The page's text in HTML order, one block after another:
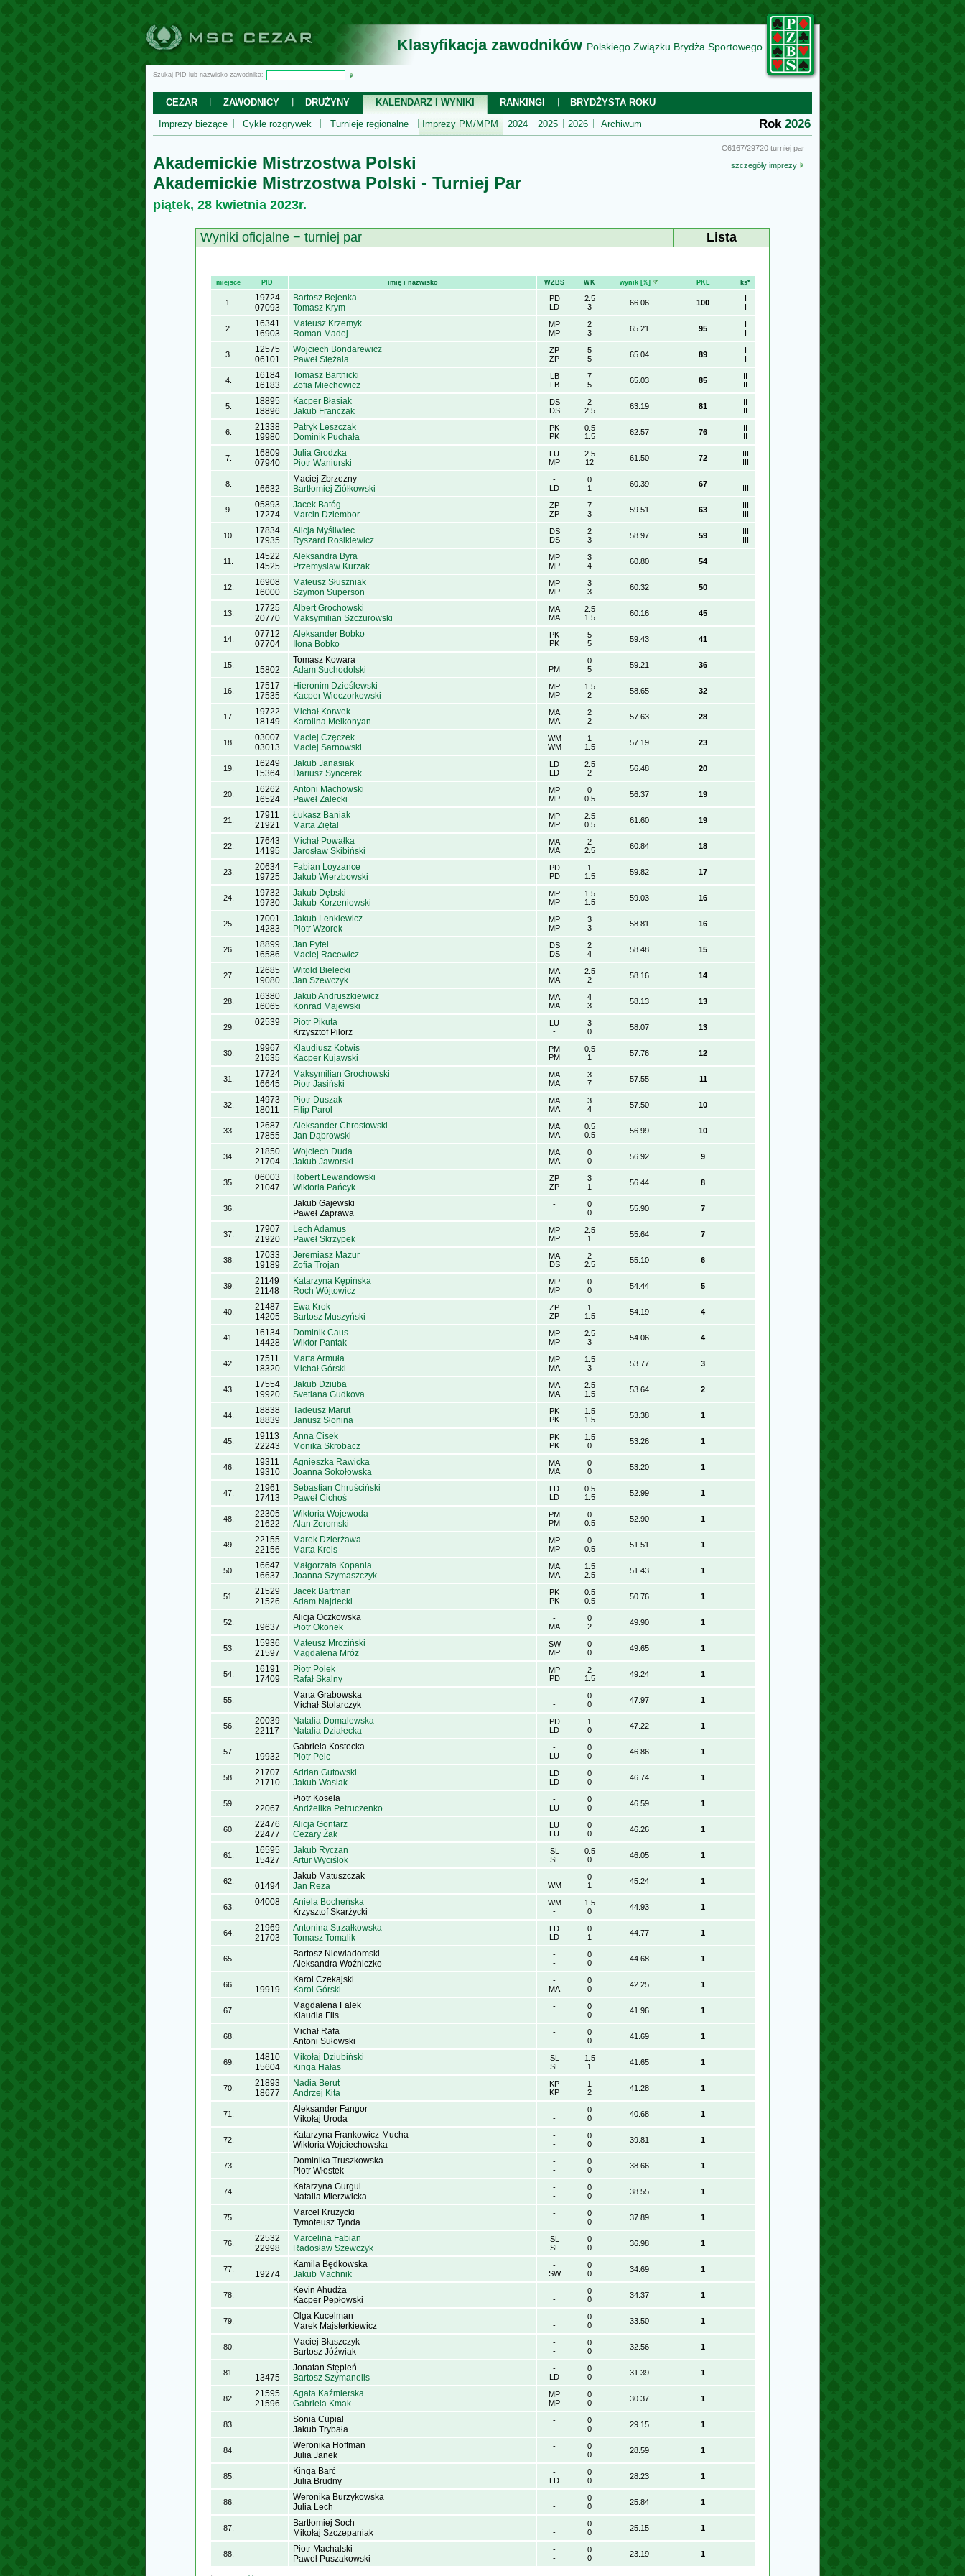
Klasyfikacja zawodników Polskiego Związku Brydża Sportowego
Szukaj PID lub nazwisko zawodnika:
CEZAR ZAWODNICY DRUŻYNY KALENDARZ I WYNIKI RANKINGI
BRYDŻYSTA ROKU
Imprezy bieżące
Cykle rozgrywek Turnieje regionalne Imprezy PM/MPM 2024 2025 2026 Archiwum Rok 2026
C6167/29720 turniej par
szczegóły imprezy
Akademickie Mistrzostwa Polski
Akademickie Mistrzostwa Polski - Turniej Par
piątek, 28 kwietnia 2023r.
Wyniki oficjalne − turniej par Lista
miejsce PID imię i nazwisko WZBS WK wynik [%] PKL ks*
1.
19724
07093
Bartosz Bejenka
Tomasz Krym
PD
LD
2.5
3
66.06 100
I
I
2.
16341
16903
Mateusz Krzemyk
Roman Madej
MP
MP
2
3
65.21 95
I
I
3.
12575
06101
Wojciech Bondarewicz
Paweł Stężała
ZP
ZP
5
5
65.04 89
I
I
4.
16184
16183
Tomasz Bartnicki
Zofia Miechowicz
LB
LB
7
5
65.03 85
II
II
5.
18895
18896
Kacper Błasiak
Jakub Franczak
DS
DS
2
2.5
63.19 81
II
II
6.
21338
19980
Patryk Leszczak
Dominik Puchała
PK
PK
0.5
1.5
62.57 76
II
II
7.
16809
07940
Julia Grodzka
Piotr Waniurski
LU
MP
2.5
12
61.50 72
III
III
8. 16632
Maciej Zbrzezny
Bartłomiej Ziółkowski
-
LD
0
1
60.39 67 III
9.
05893
17274
Jacek Batóg
Marcin Dziembor
ZP
ZP
7
3
59.51 63
III
III
10.
17834
17935
Alicja Myśliwiec
Ryszard Rosikiewicz
DS
DS
2
3
58.97 59
III
III
11.
14522
14525
Aleksandra Byra
Przemysław Kurzak
MP
MP
3
4
60.80 54
12.
16908
16000
Mateusz Słuszniak
Szymon Superson
MP
MP
3
3
60.32 50
13.
17725
20770
Albert Grochowski
Maksymilian Szczurowski
MA
MA
2.5
1.5
60.16 45
14.
07712
07704
Aleksander Bobko
Ilona Bobko
PK
PK
5
5
59.43 41
15. 15802
Tomasz Kowara
Adam Suchodolski
-
PM
0
5
59.21 36
16.
17517
17535
Hieronim Dzieślewski
Kacper Wieczorkowski
MP
MP
1.5
2
58.65 32
17.
19722
18149
Michał Korwek
Karolina Melkonyan
MA
MA
2
2
57.63 28
18.
03007
03013
Maciej Częczek
Maciej Sarnowski
WM
WM
1
1.5
57.19 23
19.
16249
15364
Jakub Janasiak
Dariusz Syncerek
LD
LD
2.5
2
56.48 20
20.
16262
16524
Antoni Machowski
Paweł Zalecki
MP
MP
0
0.5
56.37 19
21.
17911
21921
Łukasz Baniak
Marta Ziętal
MP
MP
2.5
0.5
61.60 19
22.
17643
14195
Michał Powałka
Jarosław Skibiński
MA
MA
2
2.5
60.84 18
23.
20634
19725
Fabian Loyzance
Jakub Wierzbowski
PD
PD
1
1.5
59.82 17
24.
19732
19730
Jakub Dębski
Jakub Korzeniowski
MP
MP
1.5
1.5
59.03 16
25.
17001
14283
Jakub Lenkiewicz
Piotr Wzorek
MP
MP
3
3
58.81 16
26.
18899
16586
Jan Pytel
Maciej Racewicz
DS
DS
2
4
58.48 15
27.
12685
19080
Witold Bielecki
Jan Szewczyk
MA
MA
2.5
2
58.16 14
28.
16380
16065
Jakub Andruszkiewicz
Konrad Majewski
MA
MA
4
3
58.13 13
29. 02539
Piotr Pikuta
Krzysztof Pilorz
LU
-
3
0
58.07 13
30.
19967
21635
Klaudiusz Kotwis
Kacper Kujawski
PM
PM
0.5
1
57.76 12
31.
17724
16645
Maksymilian Grochowski
Piotr Jasiński
MA
MA
3
7
57.55 11
32.
14973
18011
Piotr Duszak
Filip Parol
MA
MA
3
4
57.50 10
33.
12687
17855
Aleksander Chrostowski
Jan Dąbrowski
MA
MA
0.5
0.5
56.99 10
34.
21850
21704
Wojciech Duda
Jakub Jaworski
MA
MA
0
0
56.92 9
35.
06003
21047
Robert Lewandowski
Wiktoria Pańcyk
ZP
ZP
3
1
56.44 8
36.
Jakub Gajewski
Paweł Zaprawa
-
-
0
0
55.90 7
37.
17907
21920
Lech Adamus
Paweł Skrzypek
MP
MP
2.5
1
55.64 7
38.
17033
19189
Jeremiasz Mazur
Zofia Trojan
MA
DS
2
2.5
55.10 6
39.
21149
21148
Katarzyna Kępińska
Roch Wójtowicz
MP
MP
0
0
54.44 5
40.
21487
14205
Ewa Krok
Bartosz Muszyński
ZP
ZP
1
1.5
54.19 4
41.
16134
14428
Dominik Caus
Wiktor Pantak
MP
MP
2.5
3
54.06 4
42.
17511
18320
Marta Armuła
Michał Górski
MP
MA
1.5
3
53.77 3
43.
17554
19920
Jakub Dziuba
Svetlana Gudkova
MA
MA
2.5
1.5
53.64 2
44.
18838
18839
Tadeusz Marut
Janusz Słonina
PK
PK
1.5
1.5
53.38 1
45.
19113
22243
Anna Cisek
Monika Skrobacz
PK
PK
1.5
0
53.26 1
46.
19311
19310
Agnieszka Rawicka
Joanna Sokołowska
MA
MA
0
0
53.20 1
47.
21961
17413
Sebastian Chruściński
Paweł Cichoś
LD
LD
0.5
1.5
52.99 1
48.
22305
21622
Wiktoria Wojewoda
Alan Żeromski
PM
PM
0
0.5
52.90 1
49.
22155
22156
Marek Dzierżawa
Marta Kreis
MP
MP
0
0.5
51.51 1
50.
16647
16637
Małgorzata Kopania
Joanna Szymaszczyk
MA
MA
1.5
2.5
51.43 1
51.
21529
21526
Jacek Bartman
Adam Najdecki
PK
PK
0.5
0.5
50.76 1
52. 19637
Alicja Oczkowska
Piotr Okonek
-
MA
0
2
49.90 1
53.
15936
21597
Mateusz Mroziński
Magdalena Mróz
SW
MP
0
0
49.65 1
54.
16191
17409
Piotr Polek
Rafał Skalny
MP
PD
2
1.5
49.24 1
55.
Marta Grabowska
Michał Stolarczyk
-
-
0
0
47.97 1
56.
20039
22117
Natalia Domalewska
Natalia Działecka
PD
LD
1
0
47.22 1
57. 19932
Gabriela Kostecka
Piotr Pelc
-
LU
0
0
46.86 1
58.
21707
21710
Adrian Gutowski
Jakub Wasiak
LD
LD
0
0
46.74 1
59. 22067
Piotr Kosela
Andżelika Petruczenko
-
LU
0
0
46.59 1
60.
22476
22477
Alicja Gontarz
Cezary Żak
LU
LU
0
0
46.26 1
61.
16595
15427
Jakub Ryczan
Artur Wyciślok
SL
SL
0.5
0
46.05 1
62. 01494
Jakub Matuszczak
Jan Reza
-
WM
0
1
45.24 1
63. 04008
Aniela Bocheńska
Krzysztof Skarżycki
WM
-
1.5
0
44.93 1
64.
21969
21703
Antonina Strzałkowska
Tomasz Tomalik
LD
LD
0
1
44.77 1
65.
Bartosz Niewiadomski
Aleksandra Woźniczko
-
-
0
0
44.68 1
66. 19919
Karol Czekajski
Karol Górski
-
MA
0
0
42.25 1
67.
Magdalena Fałek
Klaudia Flis
-
-
0
0
41.96 1
68.
Michał Rafa
Antoni Sułowski
-
-
0
0
41.69 1
69.
14810
15604
Mikołaj Dziubiński
Kinga Hałas
SL
SL
1.5
1
41.65 1
70.
21893
18677
Nadia Berut
Andrzej Kita
KP
KP
1
2
41.28 1
71.
Aleksander Fangor
Mikołaj Uroda
-
-
0
0
40.68 1
72.
Katarzyna Frankowicz-Mucha
Wiktoria Wojciechowska
-
-
0
0
39.81 1
73.
Dominika Truszkowska
Piotr Włostek
-
-
0
0
38.66 1
74.
Katarzyna Gurgul
Natalia Mierzwicka
-
-
0
0
38.55 1
75.
Marcel Krużycki
Tymoteusz Tynda
-
-
0
0
37.89 1
76.
22532
22998
Marcelina Fabian
Radosław Szewczyk
SL
SL
0
0
36.98 1
77. 19274
Kamila Będkowska
Jakub Machnik
-
SW
0
0
34.69 1
78.
Kevin Ahudża
Kacper Pepłowski
-
-
0
0
34.37 1
79.
Olga Kucelman
Marek Majsterkiewicz
-
-
0
0
33.50 1
80.
Maciej Błaszczyk
Bartosz Jóźwiak
-
-
0
0
32.56 1
81. 13475
Jonatan Stępień
Bartosz Szymanelis
-
LD
0
0
31.39 1
82.
21595
21596
Agata Kaźmierska
Gabriela Kmak
MP
MP
0
0
30.37 1
83.
Sonia Cupiał
Jakub Trybała
-
-
0
0
29.15 1
84.
Weronika Hoffman
Julia Janek
-
-
0
0
28.59 1
85.
Kinga Barć
Julia Brudny
-
LD
0
0
28.23 1
86.
Weronika Burzykowska
Julia Lech
-
-
0
0
25.84 1
87.
Bartłomiej Soch
Mikołaj Szczepaniak
-
-
0
0
25.15 1
88.
Piotr Machalski
Paweł Puszakowski
-
-
0
0
23.19 1